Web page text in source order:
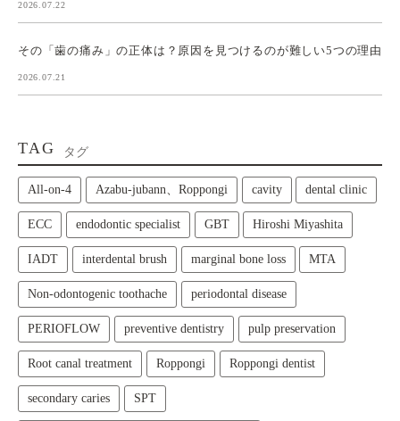
2026.07.22
その「歯の痛み」の正体は？原因を見つけるのが難しい5つの理由
2026.07.21
TAG タグ
All‑on‑4 Azabu-jubann、Roppongi cavity dental clinic
ECC endodontic specialist GBT Hiroshi Miyashita
IADT interdental brush marginal bone loss MTA
Non-odontogenic toothache periodontal disease
PERIOFLOW preventive dentistry pulp preservation
Root canal treatment Roppongi Roppongi dentist
secondary caries SPT